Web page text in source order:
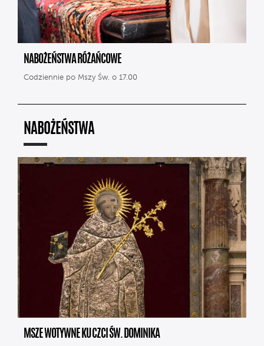
NABOŻEŃSTWA RÓŻAŃCOWE
Codziennie po Mszy Św. o 17.00
NABOŻEŃSTWA
MSZE WOTYWNE KU CZCI ŚW. DOMINIKA